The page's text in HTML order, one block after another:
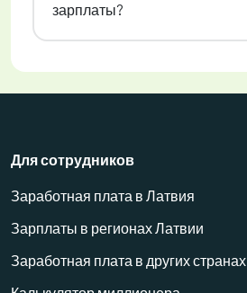
зарплаты?
Для сотрудников
Заработная плата в Латвия
Зарплаты в регионах Латвии
Заработная плата в других странах